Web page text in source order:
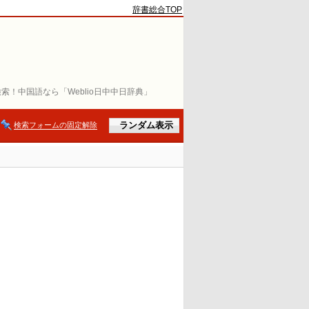
！中国語なら「Weblio日中中日辞典」
辞書総合TOP
検索フォームの固定解除